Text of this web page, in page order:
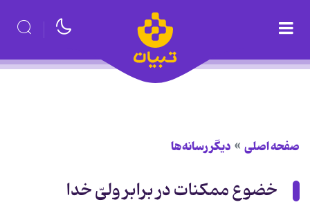
صفحه اصلی دیگر رسانه‌ها
خضوع ممکنات در برابر ولیّ خدا